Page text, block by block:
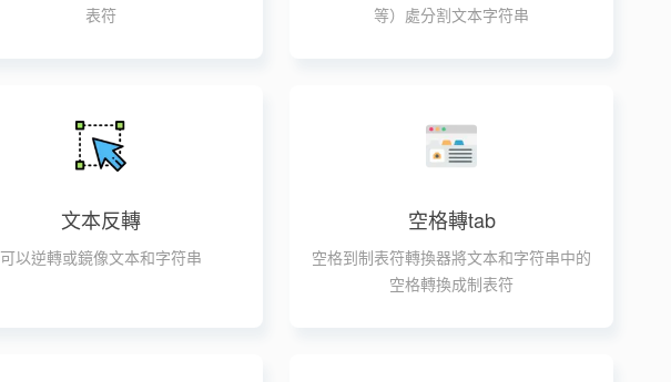
表符
等）處分割文本字符串
文本反轉
可以逆轉或鏡像文本和字符串
空格轉tab
空格到制表符轉換器將文本和字符串中的
空格轉換成制表符